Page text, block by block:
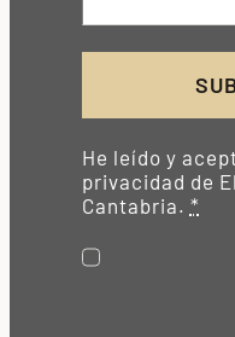
He leído y
privacidad de
Cantabria. *